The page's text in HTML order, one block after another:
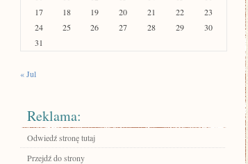
17
18 19 20 21 22
23
24
25 26 27 28 29
30
31
« Jul
Reklama:
Odwiedź stronę tutaj
Przejdź do strony